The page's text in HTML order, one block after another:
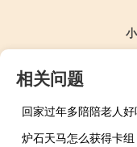
相关问题
回家过年多陪陪老人